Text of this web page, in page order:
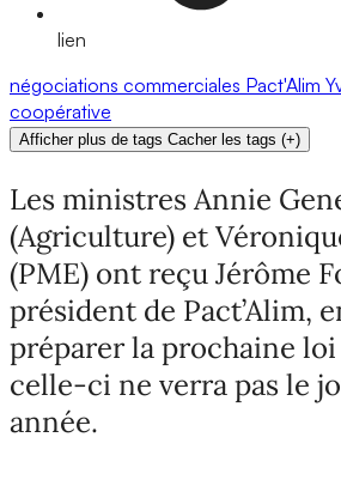
lien
négociations commerciales Pact'Alim
coopérative
Afficher plus de tags Cacher les tags (+)
Les ministres Annie
(Agriculture) et
(PME) ont reçu Jérôme
président de Pact’Alim,
préparer la prochaine loi
celle-ci ne verra pas le
année.